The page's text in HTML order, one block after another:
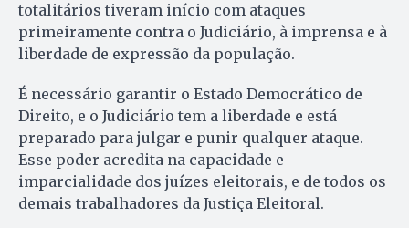
totalitários tiveram início com ataques
primeiramente contra o Judiciário, à imprensa e à
liberdade de expressão da população.
É necessário garantir o Estado Democrático de
Direito, e o Judiciário tem a liberdade e está
preparado para julgar e punir qualquer ataque.
Esse poder acredita na capacidade e
imparcialidade dos juízes eleitorais, e de todos os
demais trabalhadores da Justiça Eleitoral.